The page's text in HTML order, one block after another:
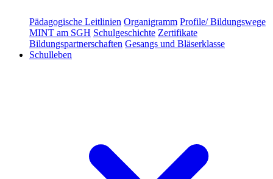
Pädagogische Leitlinien Organigramm Profile/ Bildungswege
MINT am SGH Schulgeschichte Zertifikate
Bildungspartnerschaften Gesangs und Bläserklasse
Schulleben